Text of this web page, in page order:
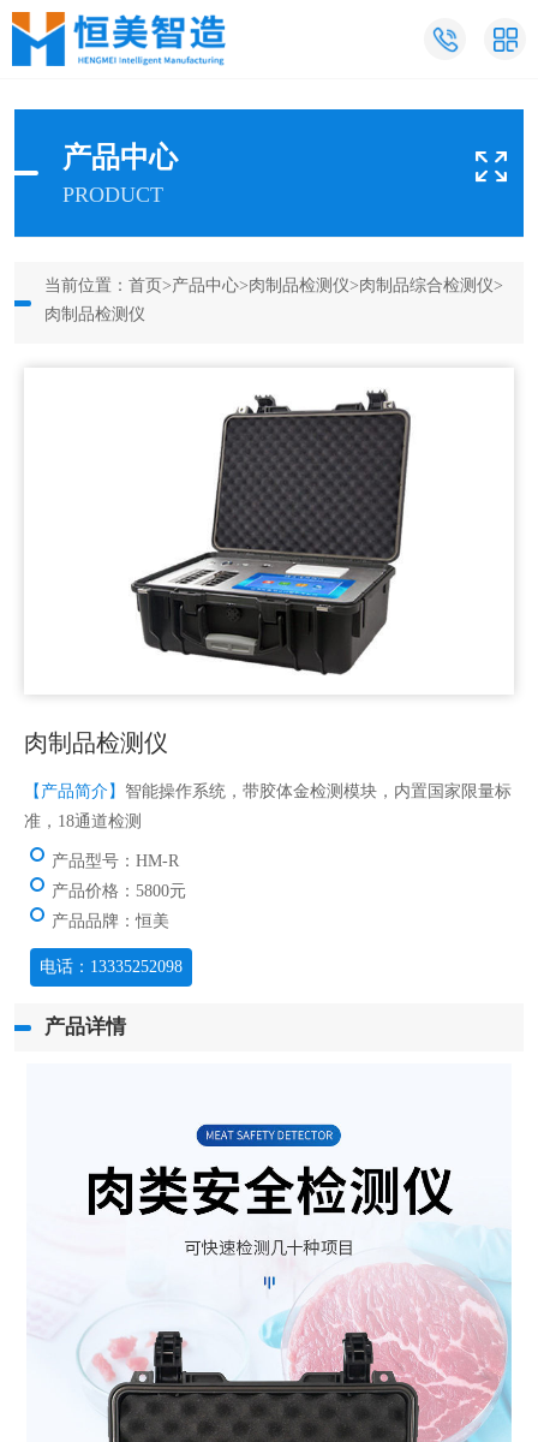
产品中心
PRODUCT
当前位置： 首页 >产品中心>肉制品检测仪>肉制品综合检测仪>
肉制品检测仪
肉制品检测仪
【产品简介】 智能操作系统，带胶体金检测模块，内置国家限量标
准，18通道检测
产品型号：HM-R
产品价格：5800元
产品品牌：恒美
电话：13335252098
产品详情